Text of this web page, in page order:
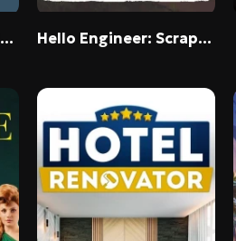
Hello Engineer: Scrap Machines Constructor